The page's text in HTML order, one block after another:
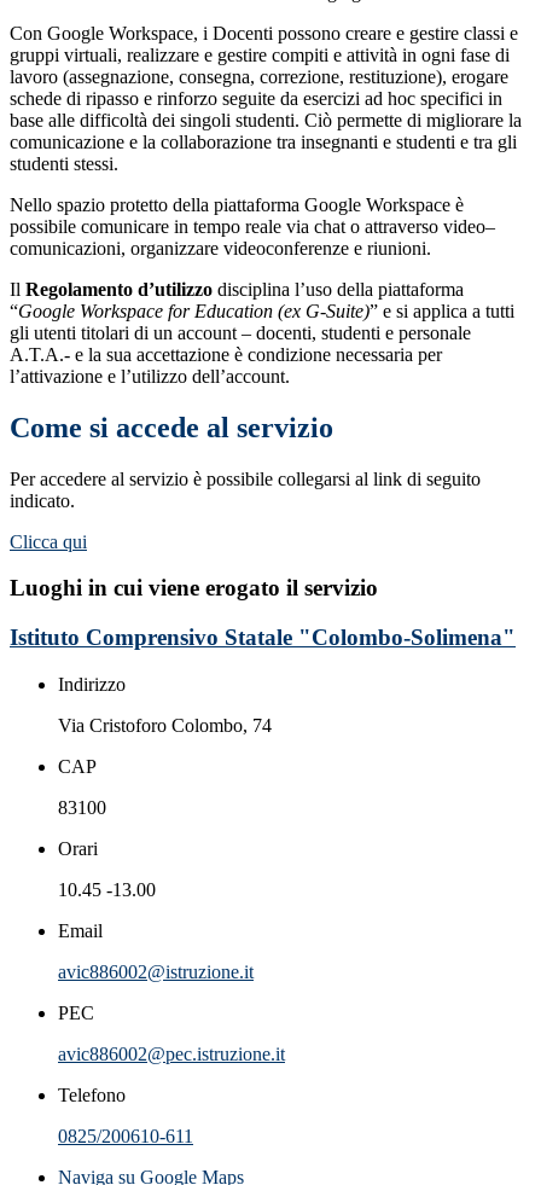
Con Google Workspace, i Docenti possono creare e gestire classi e
gruppi virtuali, realizzare e gestire compiti e attività in ogni fase di
lavoro (assegnazione, consegna, correzione, restituzione), erogare
schede di ripasso e rinforzo seguite da esercizi ad hoc specifici in
base alle difficoltà dei singoli studenti. Ciò permette di migliorare la
comunicazione e la collaborazione tra insegnanti e studenti e tra gli
studenti stessi.
Nello spazio protetto della piattaforma Google Workspace è
possibile comunicare in tempo reale via chat o attraverso video–
comunicazioni, organizzare videoconferenze e riunioni.
Il Regolamento d’utilizzo disciplina l’uso della piattaforma
“Google Workspace for Education (ex G-Suite)” e si applica a tutti
gli utenti titolari di un account – docenti, studenti e personale
A.T.A.- e la sua accettazione è condizione necessaria per
l’attivazione e l’utilizzo dell’account.
Come si accede al servizio
Per accedere al servizio è possibile collegarsi al link di seguito
indicato.
Clicca qui
Luoghi in cui viene erogato il servizio
Istituto Comprensivo Statale "Colombo-Solimena"
Indirizzo
Via Cristoforo Colombo, 74
CAP
83100
Orari
10.45 -13.00
Email
avic886002@istruzione.it
PEC
avic886002@pec.istruzione.it
Telefono
0825/200610-611
Naviga su Google Maps